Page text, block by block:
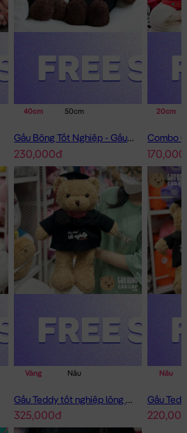
1m
40cm 50cm
Gấu Bông Tốt Nghiệp - Gấu Teddy tốt nghiệp lông xù màu Nâu
230,000đ
20cm
1mVàng Nâu
Gấu Teddy tốt nghiệp lông xù 50cm
325,000đ
Nâu